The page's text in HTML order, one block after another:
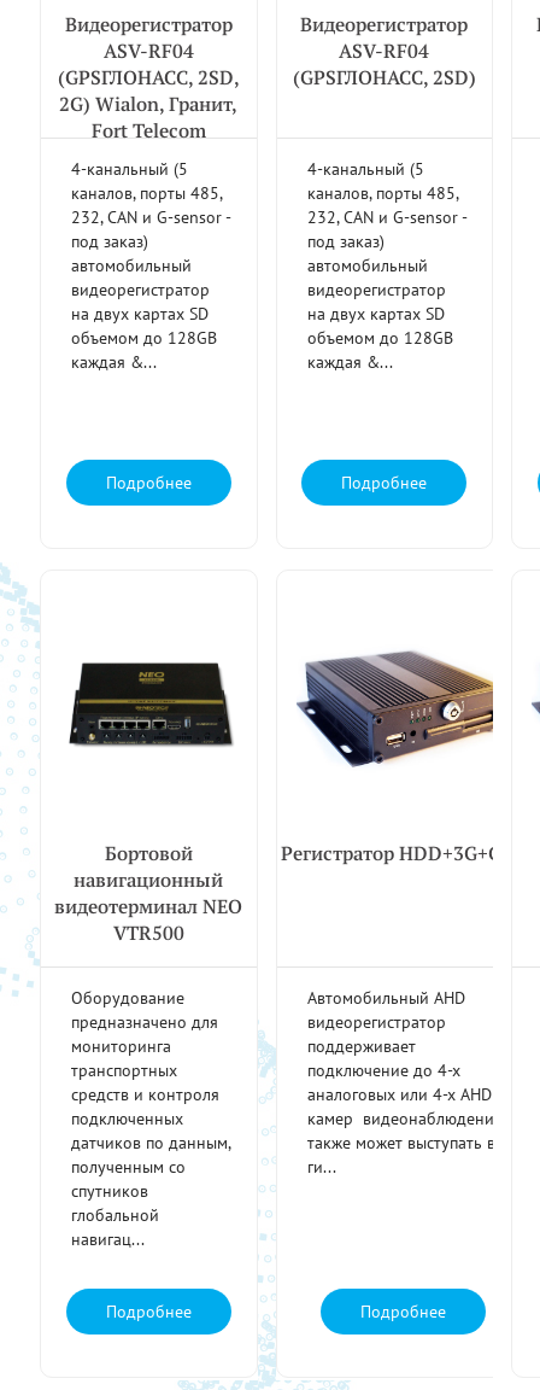
Видеорегистратор
ASV-RF04
(GPSГЛОНАСС, 2SD,
2G) Wialon, Гранит,
Fort Telecom
4-канальный (5
каналов, порты 485,
232, CAN и G-sensor -
под заказ)
автомобильный
видеорегистратор
на двух картах SD
объемом до 128GB
каждая &...
Подробнее
Видеорегистратор
ASV-RF04
(GPSГЛОНАСС, 2SD)
4-канальный (5
каналов, порты 485,
232, CAN и G-sensor -
под заказ)
автомобильный
видеорегистратор
на двух картах SD
объемом до 128GB
каждая &...
Подробнее
Бортовой
навигационный
видеотерминал NEO
VTR500
Оборудование
предназначено для
мониторинга
транспортных
средств и контроля
подключенных
датчиков по данным,
полученным со
спутников
глобальной
навигац...
Подробнее
Регистратор HDD+3G+GPS
Автомобильный AHD
видеорегистратор
поддерживает
подключение до 4-х
аналоговых или 4-х AHD
камер видеонаблюдения,
также может выступать в
ги...
Подробнее